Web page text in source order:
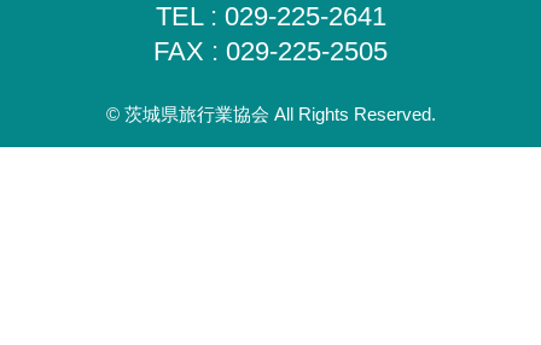
TEL : 029-225-2641
FAX : 029-225-2505
© 茨城県旅行業協会 All Rights Reserved.